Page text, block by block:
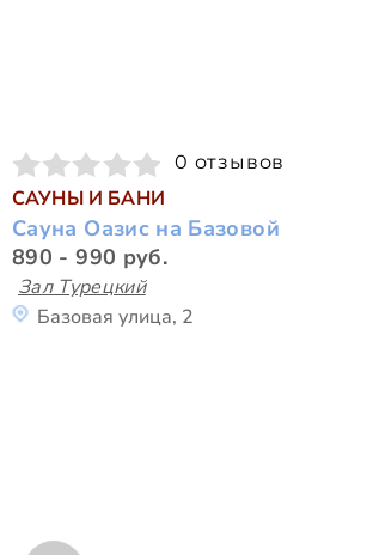
0 отзывов
САУНЫ И БАНИ
Сауна Оазис на Базовой
890 - 990 руб.
Зал Турецкий
Базовая улица, 2